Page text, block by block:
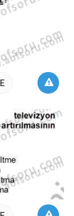
E